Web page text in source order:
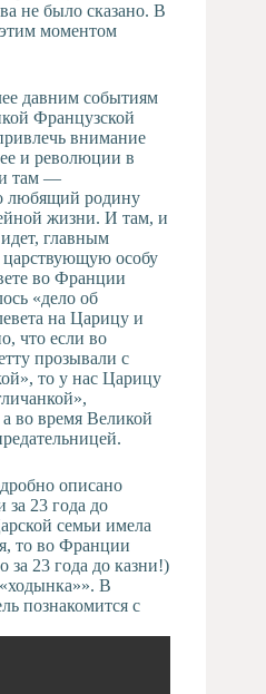
не было сказано. В
этим моментом
давним событиям
Французской
внимание
и революции в
и там —
любящий родину
жизни. И там, и
главным
царствующую особу
во Франции
«дело об
на Царицу и
что если во
прозывали с
то у нас Царицу
во время Великой
описано
23 года до
семьи имела
то во Франции
за 23 года до казни!)
В
познакомится с